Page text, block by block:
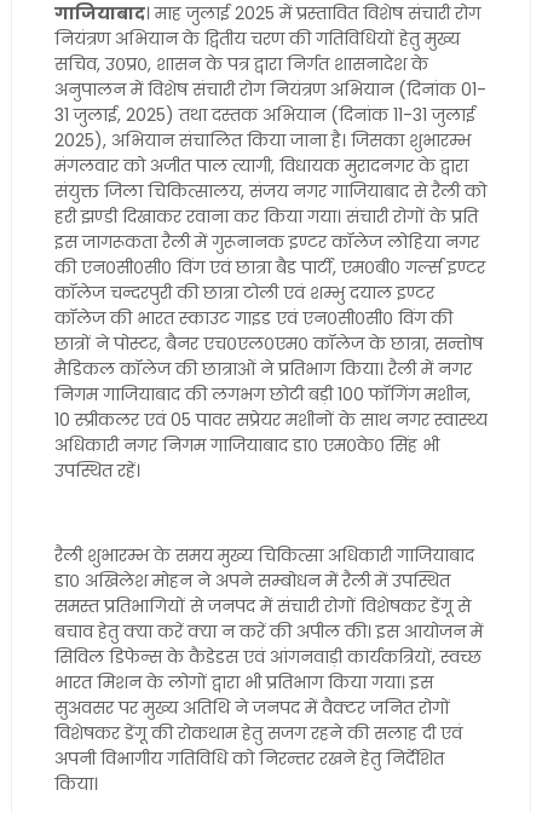
गाजियाबाद। माह जुलाई 2025 में प्रस्तावित विशेष संचारी रोग
नियंत्रण अभियान के द्वितीय चरण की गतिविधियों हेतु मुख्य
सचिव, उ०प्र०, शासन के पत्र द्वारा निर्गत शासनादेश के
अनुपालन में विशेष संचारी रोग नियंत्रण अभियान (दिनांक 01-
31 जुलाई, 2025) तथा दस्तक अभियान (दिनांक 11-31 जुलाई
2025), अभियान संचालित किया जाना है। जिसका शुभारम्भ
मंगलवार को अजीत पाल त्यागी, विधायक मुरादनगर के द्वारा
संयुक्त जिला चिकित्सालय, संजय नगर गाजियाबाद से रैली को
हरी झण्डी दिखाकर रवाना कर किया गया। संचारी रोगों के प्रति
इस जागरूकता रैली में गुरूनानक इण्टर कॉलेज लोहिया नगर
की एन०सी०सी० विंग एवं छात्रा बैड पार्टी, एम०बी० गर्ल्स इण्टर
कॉलेज चन्दरपुरी की छात्रा टोली एवं शम्भु दयाल इण्टर
कॉलेज की भारत स्काउट गाइड एवं एन०सी०सी० विंग की
छात्रों ने पोस्टर, बैनर एच०एल०एम० कॉलेज के छात्रा, सन्तोष
मैडिकल कॉलेज की छात्राओं ने प्रतिभाग किया। रैली में नगर
निगम गाजियाबाद की लगभग छोटी बड़ी 100 फॉगिंग मशीन,
10 स्प्रीकलर एवं 05 पावर सप्रेयर मशीनों के साथ नगर स्वास्थ्य
अधिकारी नगर निगम गाजियाबाद डा० एम०के० सिंह भी
उपस्थित रहें।
रैली शुभारम्भ के समय मुख्य चिकित्सा अधिकारी गाजियाबाद
डा० अखिलेश मोहन ने अपने सम्बोधन में रैली में उपस्थित
समस्त प्रतिभागियों से जनपद में संचारी रोगों विशेषकर डेंगू से
बचाव हेतु क्या करें क्या न करें की अपील की। इस आयोजन में
सिविल डिफेन्स के कैडेडस एवं आंगनवाड़ी कार्यकत्रियों, स्वच्छ
भारत मिशन के लोगों द्वारा भी प्रतिभाग किया गया। इस
सुअवसर पर मुख्य अतिथि ने जनपद में वैक्टर जनित रोगों
विशेषकर डेंगू की रोकथाम हेतु सजग रहने की सलाह दी एवं
अपनी विभागीय गतिविधि को निरन्तर रखने हेतु निर्देशित
किया।